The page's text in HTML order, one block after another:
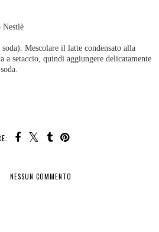
Nestlè
Mescolare il latte condensato alla
a setaccio, quindi aggiungere delicatamente
NESSUN COMMENTO